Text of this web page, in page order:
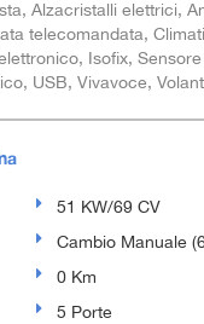
Alzacristalli elettrici,
telecomandata,
Isofix,
USB, Vivavoce,
51 KW/69 CV
Cambio Manuale
0 Km
5 Porte